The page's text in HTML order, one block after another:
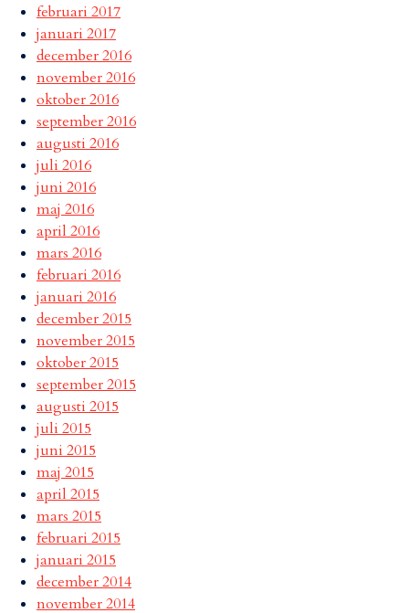
februari 2017
januari 2017
december 2016
november 2016
oktober 2016
september 2016
augusti 2016
juli 2016
juni 2016
maj 2016
april 2016
mars 2016
februari 2016
januari 2016
december 2015
november 2015
oktober 2015
september 2015
augusti 2015
juli 2015
juni 2015
maj 2015
april 2015
mars 2015
februari 2015
januari 2015
december 2014
november 2014